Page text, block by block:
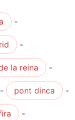
-
-
la reina -
- pont dinca -
-